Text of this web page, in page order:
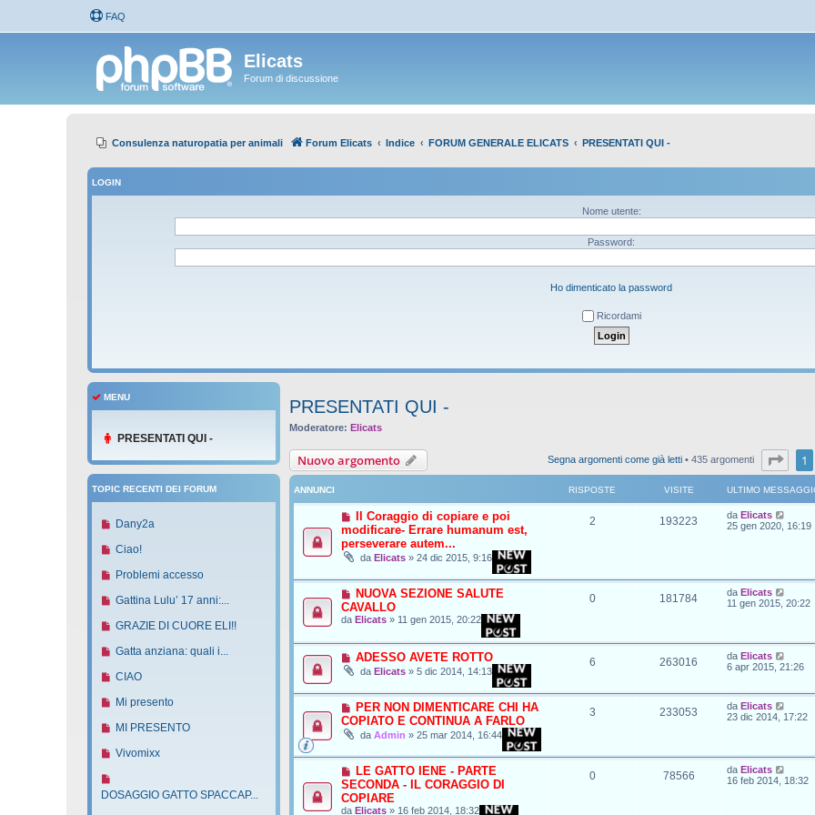
FAQ
Elicats
Forum di discussione
Consulenza naturopatia per animali Forum Elicats Indice FORUM GENERALE ELICATS PRESENTATI QUI -
LOGIN
Nome utente:
Password:
Ho dimenticato la password
Ricordami
PRESENTATI QUI -
Moderatore: Elicats
Nuovo argomento Segna argomenti come già letti • 435 argomenti 1
ANNUNCI RISPOSTE VISITE ULTIMO
Il Coraggio di copiare e poi
modificare- Errare humanum est,
perseverare autem...
da Elicats » 24 dic 2015, 9:16
2 193223 da Elicats
25 gen 2020, 16:19
NUOVA SEZIONE SALUTE
CAVALLO
da Elicats » 11 gen 2015, 20:22
0 181784 da Elicats
11 gen 2015, 20:22
ADESSO AVETE ROTTO
da Elicats » 5 dic 2014, 14:13
6 263016 da Elicats
6 apr 2015, 21:26
PER NON DIMENTICARE CHI HA
COPIATO E CONTINUA A FARLO
da Admin » 25 mar 2014, 16:44
3 233053 da Elicats
23 dic 2014, 17:22
LE GATTO IENE - PARTE
SECONDA - IL CORAGGIO DI
COPIARE
da Elicats » 16 feb 2014, 18:32
0 78566 da Elicats
16 feb 2014, 18:32
MENU
PRESENTATI QUI -
TOPIC RECENTI DEI FORUM
N
o
v
m
e
s
a
g
Dany2a
N
o
v
m
e
s
a
g
Ciao!
N
o
v
m
e
s
a
g
Problemi accesso
N
o
v
m
e
s
a
i
Gattina Lulu’ 17 anni:...
N
o
v
m
e
s
g
GRAZIE DI CUORE ELI!!
N
o
v
m
e
a
Gatta anziana: quali i...
N
o
v
m
s
CIAO
N
o
v
e
Mi presento
N
o
o
MI PRESENTO
N
v
Vivomixx
u
DOSAGGIO GATTO SPACCAP...